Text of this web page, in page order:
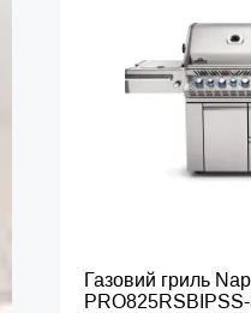
Газовий гриль